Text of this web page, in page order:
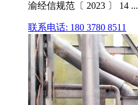
渝经信规范〔 2023 〕 14 ...
联系电话: 180 3780 8511